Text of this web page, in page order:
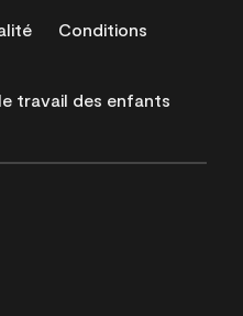
Conditions
travail des enfants